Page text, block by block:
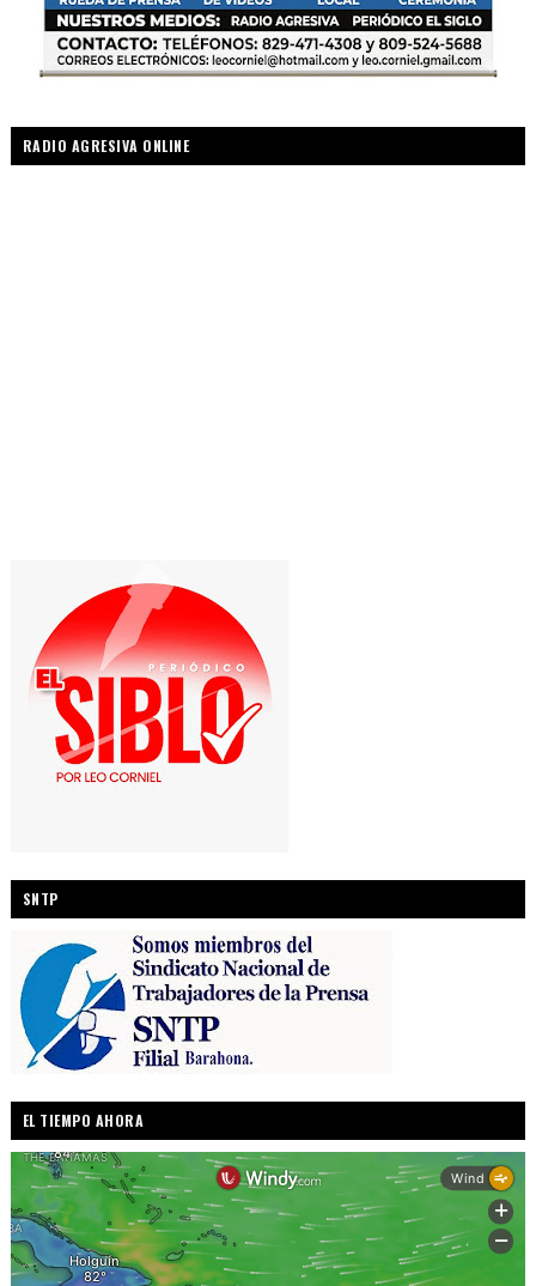
RADIO AGRESIVA ONLINE
SNTP
EL TIEMPO AHORA